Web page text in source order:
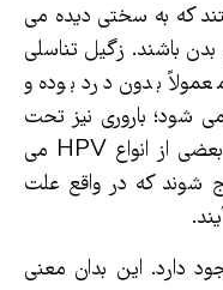
که به سختی دیده می
باشند. زگیل تناسلی
بدون درد بوده و
شود؛ باروری نیز تحت
تأثیر این وضعیت قرار نمی گیرد اما بعضی از انواع HPV می
شوند که در واقع علت
دارد. این بدان معنی